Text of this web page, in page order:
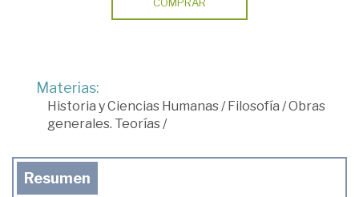
Materias:
Historia y Ciencias Humanas/Filosofía /Obras
generales. Teorías/
Resumen